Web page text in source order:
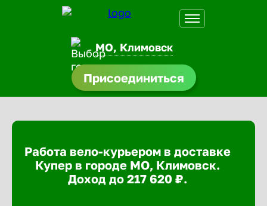
МО, Климовск
Присоединиться
Работа вело-курьером в доставке
Купер в городе МО, Климовск.
Доход до 217 620 ₽.